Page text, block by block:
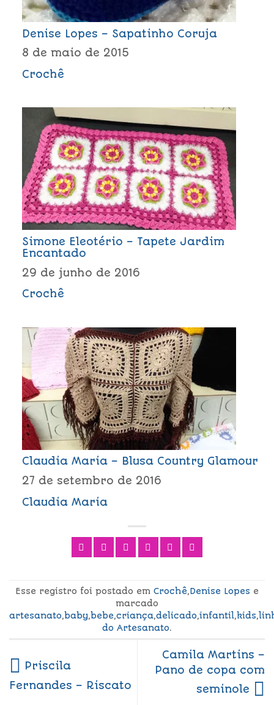
Denise Lopes – Sapatinho Coruja
8 de maio de 2015
Crochê
Simone Eleotério – Tapete Jardim
Encantado
29 de junho de 2016
Crochê
Claudia Maria – Blusa Country Glamour
27 de setembro de 2016
Claudia Maria
Esse registro foi postado em Crochê,Denise Lopes e
marcado
artesanato,baby,bebe,criança,delicado,infantil,kids,
do Artesanato.
Priscila
Fernandes – Riscato
Camila Martins –
Pano de copa com
seminole